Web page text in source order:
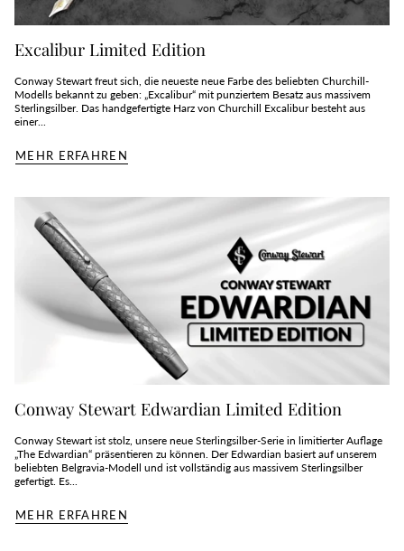
Excalibur Limited Edition
Conway Stewart freut sich, die neueste neue Farbe des beliebten Churchill-
Modells bekannt zu geben: „Excalibur“ mit punziertem Besatz aus massivem
Sterlingsilber. Das handgefertigte Harz von Churchill Excalibur besteht aus
einer...
MEHR ERFAHREN
Conway Stewart Edwardian Limited Edition
Conway Stewart ist stolz, unsere neue Sterlingsilber-Serie in limitierter Auflage
„The Edwardian“ präsentieren zu können. Der Edwardian basiert auf unserem
beliebten Belgravia-Modell und ist vollständig aus massivem Sterlingsilber
gefertigt. Es...
MEHR ERFAHREN